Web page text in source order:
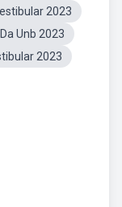
2023
Unb 2023
2023